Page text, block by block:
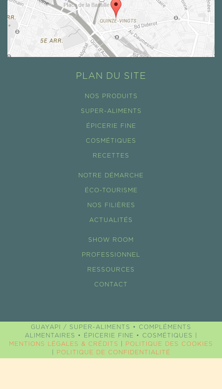
PLAN DU SITE
NOS PRODUITS
SUPER-ALIMENTS
ÉPICERIE FINE
COSMÉTIQUES
RECETTES
NOTRE DÉMARCHE
ÉCO-TOURISME
NOS FILIÈRES
ACTUALITÉS
SHOW ROOM
PROFESSIONNEL
RESSOURCES
CONTACT
GUAYAPI / SUPER-ALIMENTS • COMPLÉMENTS
ALIMENTAIRES • ÉPICERIE FINE • COSMÉTIQUES |
MENTIONS LÉGALES & CRÉDITS
POLITIQUE DES COOKIES
POLITIQUE DE CONFIDENTIALITÉ